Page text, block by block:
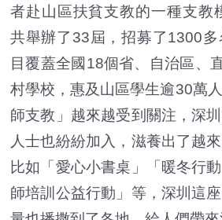
者赴山區扶貧支教的一種支教
共舉辦了33屆，招募了1300
目覆蓋全國18個省、自治區、
村學校，惠及山區學生逾30萬
師支教」越來越受到關注，深
人士也紛紛加入，滋養出了越
比如「愛心小書桌」「暖冬行
師培訓公益行動」等，深圳這